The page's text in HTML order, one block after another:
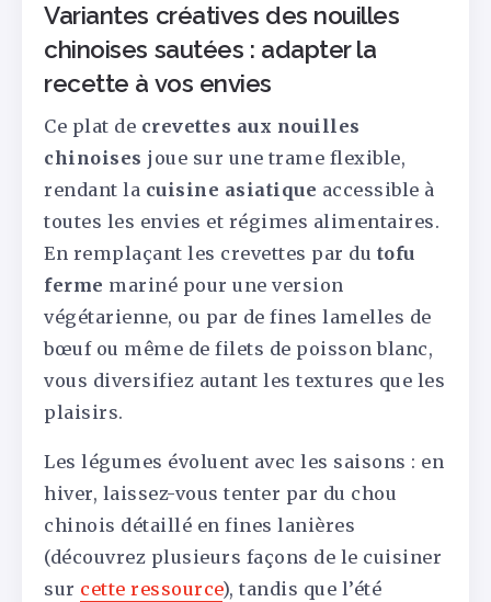
Variantes créatives des nouilles
chinoises sautées : adapter la
recette à vos envies
Ce plat de crevettes aux nouilles
chinoises joue sur une trame flexible,
rendant la cuisine asiatique accessible à
toutes les envies et régimes alimentaires.
En remplaçant les crevettes par du tofu
ferme mariné pour une version
végétarienne, ou par de fines lamelles de
bœuf ou même de filets de poisson blanc,
vous diversifiez autant les textures que les
plaisirs.
Les légumes évoluent avec les saisons : en
hiver, laissez-vous tenter par du chou
chinois détaillé en fines lanières
(découvrez plusieurs façons de le cuisiner
sur cette ressource), tandis que l’été